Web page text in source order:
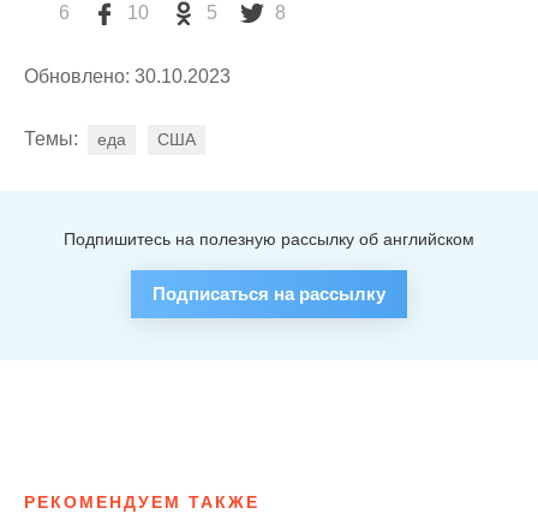
6 10 5 8
Обновлено: 30.10.2023
Темы: еда США
Подпишитесь на полезную рассылку об английском
Подписаться на рассылку
РЕКОМЕНДУЕМ ТАКЖЕ